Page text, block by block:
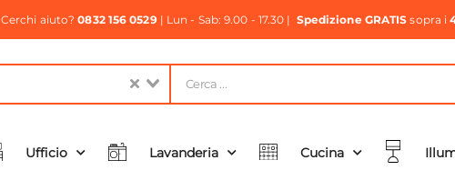
Cerchi aiuto?0832 156 0529| Lun - Sab: 9.00 - 17.30 | Spedizione GRATIS sopra i
Ufficio Lavanderia Cucina